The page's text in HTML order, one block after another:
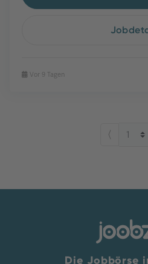
Vor 9 Tagen
⟨
Die Jobbörse